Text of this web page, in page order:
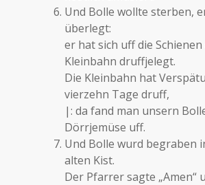
Und Bolle wollte sterben,
überlegt:
er hat sich uff die
Kleinbahn druffjelegt.
Die Kleinbahn hat
vierzehn Tage druff,
|: da fand man unsern
Dörrjemüse uff.
Und Bolle wurd begraben
alten Kist.
Der Pfarrer sagte „Amen“